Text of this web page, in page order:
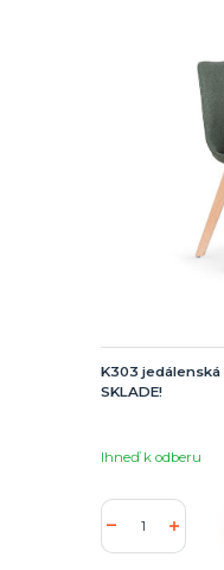
K303
SKLADE!
Ihneď k odberu